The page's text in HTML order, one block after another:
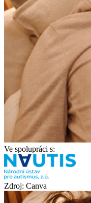
Ve spolupráci s:
Zdroj: Canva